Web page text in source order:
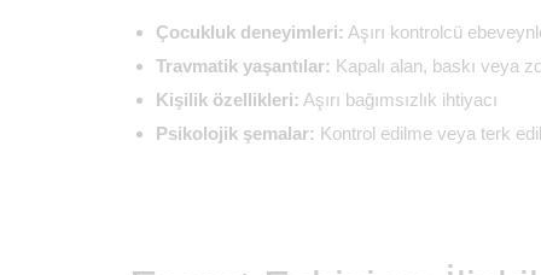
Çocukluk deneyimleri: Aşırı kontrolcü
Travmatik yaşantılar: Kapalı alan, baskı veya
Kişilik özellikleri: Aşırı bağımsızlık ihtiyacı
Psikolojik şemalar: Kontrol edilme veya terk